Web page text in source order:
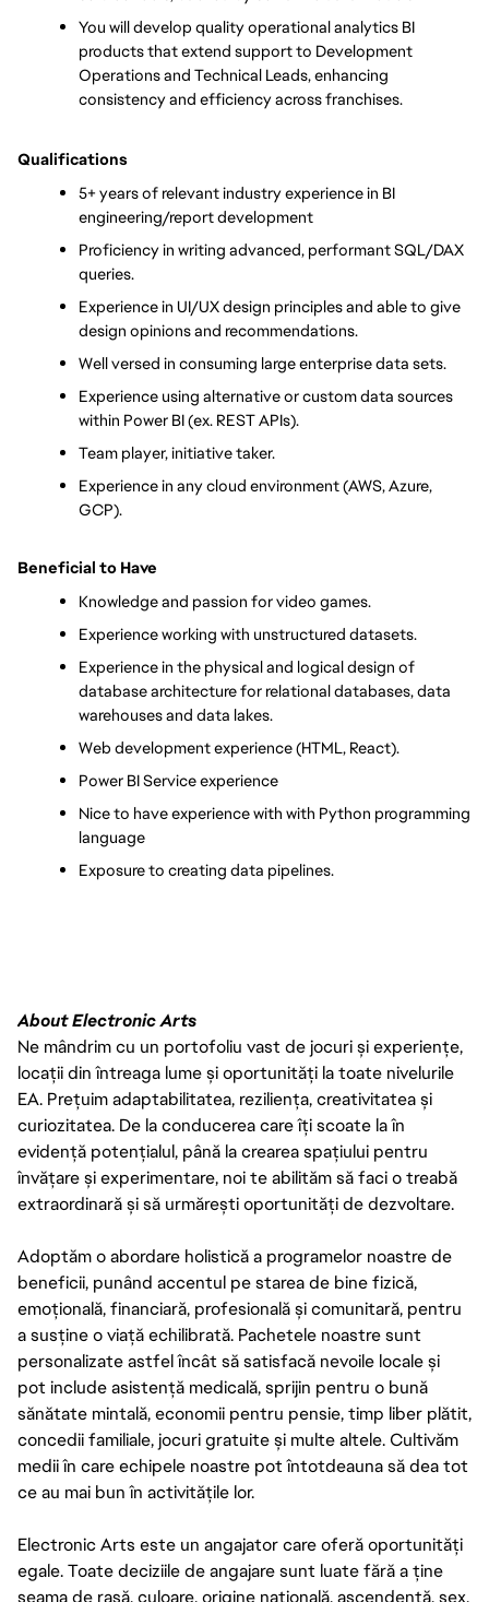
You will develop quality operational analytics BI
products that extend support to Development
Operations and Technical Leads, enhancing
consistency and efficiency across franchises.
Qualifications
5+ years of relevant industry experience in BI
engineering/report development
Proficiency in writing advanced, performant SQL/DAX
queries.
Experience in UI/UX design principles and able to give
design opinions and recommendations.
Well versed in consuming large enterprise data sets.
Experience using alternative or custom data sources
within Power BI (ex. REST APIs).
Team player, initiative taker.
Experience in any cloud environment (AWS, Azure,
GCP).
Beneficial to Have
Knowledge and passion for video games.
Experience working with unstructured datasets.
Experience in the physical and logical design of
database architecture for relational databases, data
warehouses and data lakes.
Web development experience (HTML, React).
Power BI Service experience
Nice to have experience with with Python programming
language
Exposure to creating data pipelines.
About Electronic Arts
Ne mândrim cu un portofoliu vast de jocuri și experiențe,
locații din întreaga lume și oportunități la toate nivelurile
EA. Prețuim adaptabilitatea, reziliența, creativitatea și
curiozitatea. De la conducerea care îți scoate la în
evidență potențialul, până la crearea spațiului pentru
învățare și experimentare, noi te abilităm să faci o treabă
extraordinară și să urmărești oportunități de dezvoltare.
Adoptăm o abordare holistică a programelor noastre de
beneficii, punând accentul pe starea de bine fizică,
emoțională, financiară, profesională și comunitară, pentru
a susține o viață echilibrată. Pachetele noastre sunt
personalizate astfel încât să satisfacă nevoile locale și
pot include asistență medicală, sprijin pentru o bună
sănătate mintală, economii pentru pensie, timp liber plătit,
concedii familiale, jocuri gratuite și multe altele. Cultivăm
medii în care echipele noastre pot întotdeauna să dea tot
ce au mai bun în activitățile lor.
Electronic Arts este un angajator care oferă oportunități
egale. Toate deciziile de angajare sunt luate fără a ține
seama de rasă, culoare, origine națională, ascendență, sex,